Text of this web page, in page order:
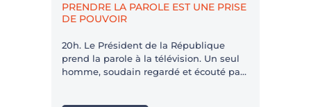
PRENDRE LA PAROLE EST UNE PRISE
DE POUVOIR
20h. Le Président de la République
prend la parole à la télévision. Un seul
homme, soudain regardé et écouté par